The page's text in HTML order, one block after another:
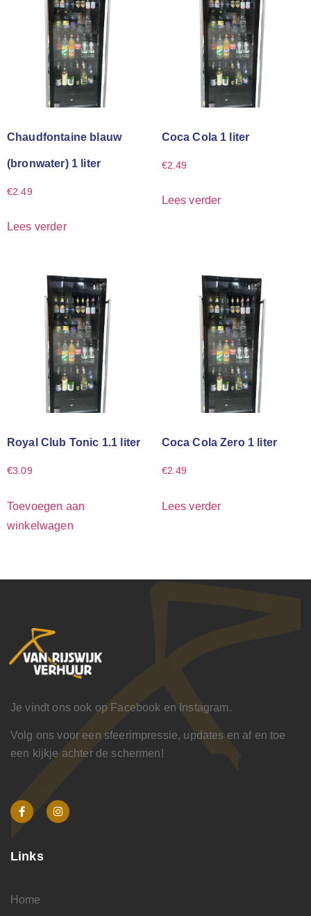
Chaudfontaine blauw
(bronwater) 1 liter
€2.49
Lees verder
Coca Cola 1 liter
€2.49
Lees verder
Royal Club Tonic 1.1 liter
€3.09
Toevoegen aan
winkelwagen
Coca Cola Zero 1 liter
€2.49
Lees verder
Je vindt ons ook op Facebook en Instagram.
Volg ons voor een sfeerimpressie, updates en af en toe
een kijkje achter de schermen!
Links
Home